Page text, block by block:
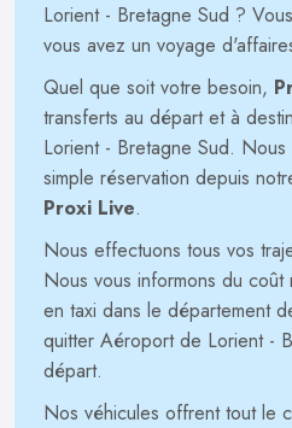
Lorient - Bretagne Sud ?
vous avez un voyage
Quel que soit votre besoin,
transferts au départ et à
Lorient - Bretagne Sud.
simple réservation depuis
Proxi Live.
Nous effectuons tous vos
Nous vous informons du
en taxi dans le département
quitter Aéroport de Lorient -
départ.
Nos véhicules offrent tout le